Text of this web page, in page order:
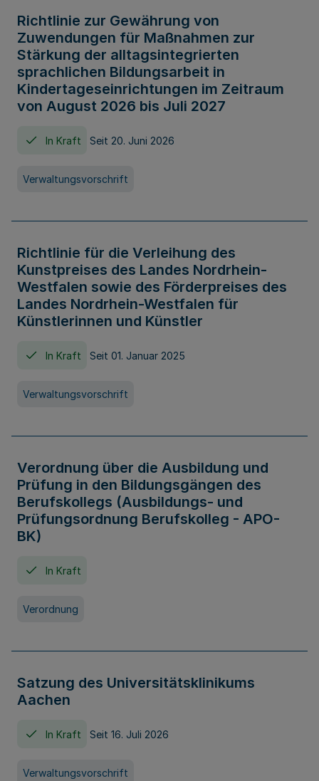
Richtlinie zur Gewährung von
Zuwendungen für Maßnahmen zur
Stärkung der alltagsintegrierten
sprachlichen Bildungsarbeit in
Kindertageseinrichtungen im Zeitraum
von August 2026 bis Juli 2027
In Kraft Seit 20. Juni 2026
Verwaltungsvorschrift
Richtlinie für die Verleihung des
Kunstpreises des Landes Nordrhein-
Westfalen sowie des Förderpreises des
Landes Nordrhein-Westfalen für
Künstlerinnen und Künstler
In Kraft Seit 01. Januar 2025
Verwaltungsvorschrift
Verordnung über die Ausbildung und
Prüfung in den Bildungsgängen des
Berufskollegs (Ausbildungs- und
Prüfungsordnung Berufskolleg - APO-
BK)
In Kraft
Verordnung
Satzung des Universitätsklinikums
Aachen
In Kraft Seit 16. Juli 2026
Verwaltungsvorschrift